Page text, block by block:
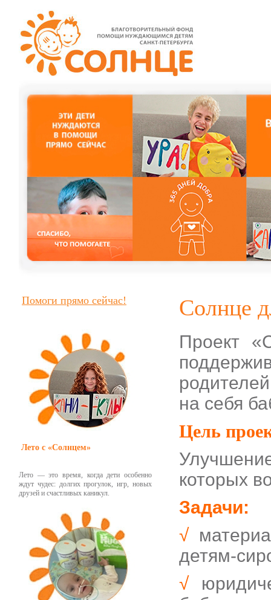
Помоги прямо сейчас!
Лето с «Солнцем»
Лето — это время, когда дети особенно
ждут чудес: долгих прогулок, игр, новых
друзей и счастливых каникул.
Солнце
Проект
на себя
Цель
которых
Задачи:
√
детям-
√